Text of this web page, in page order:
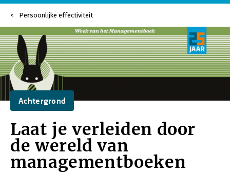
Persoonlijke effectiviteit
Achtergrond
Laat je verleiden door
de wereld van
managementboeken